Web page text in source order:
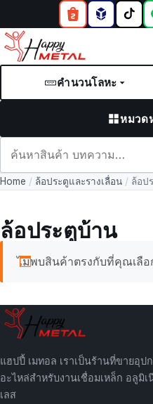
คำนวนโลหะ
หมวด
และ
Home / ล้อประตูและรางเลื่อน / ล้อป
ล้อประตูบ้าน
ไม่พบสินค้าตรงกับที่คุณเลือ
แฮปปี้ เมทอล เราเป็นร้านที่ขายอุป
อะไหล่สำหรับงานเชื่อมเหล็ก อลูมิ
เลส